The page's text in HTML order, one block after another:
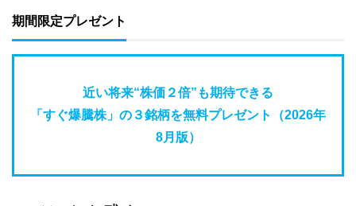
期間限定プレゼント
近い将来“株価２倍”も期待できる
「すぐ爆騰株」の３銘柄を無料プレゼント（2026年
8月版）